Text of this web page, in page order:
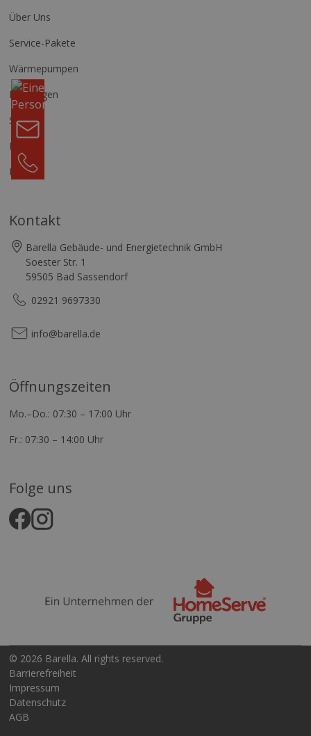
Über Uns
Service-Pakete
Wärmepumpen
Leistungen
Service
Karriere
Blog
Kontakt
Barella Gebäude- und Energietechnik GmbH
Soester Str. 1
59505 Bad Sassendorf
02921 9697330
info@barella.de
Öffnungszeiten
Mo.–Do.: 07:30 – 17:00 Uhr
Fr.: 07:30 – 14:00 Uhr
Folge uns
© 2026 Barella. All rights reserved.
Barrierefreiheit
Impressum
Datenschutz
AGB
Komm
unser